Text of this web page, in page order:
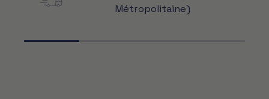
Métropolitaine)